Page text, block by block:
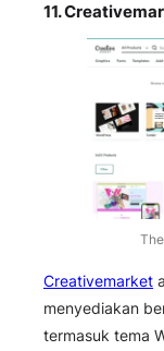
11.
Creativemarket
menyediakan
termasuk tema